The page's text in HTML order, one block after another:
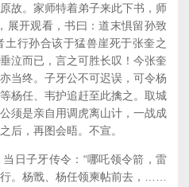
故。家师特着弟子来此下书，师
展开观看，书曰：道末惧留孙致
行孙合该于猛兽崖死于张奎之
泣而已，言之可胜长叹！今张奎
当终。子牙公不可迟误，可令杨
杨任、韦护追赶至此擒之。取城
须是亲自用调虎离山计，一战成
后，再图会晤。不宣。
日子牙传令：“哪吒领令箭，雷
。杨戬、杨任领柬帖前去，……